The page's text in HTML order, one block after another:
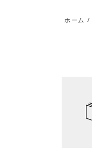
ホーム /